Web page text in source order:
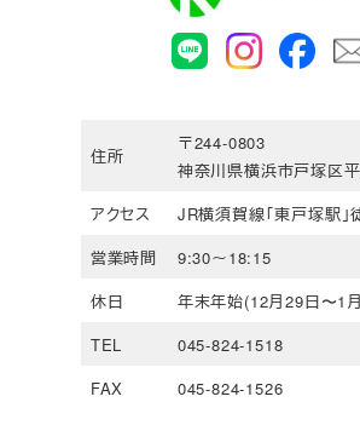
住所
〒244-0803
神奈川県横浜市戸塚区
アクセス
JR横須賀線「東戸塚駅」
営業時間
9:30～18:15
休日
年末年始(12月29日〜1
TEL
045-824-1518
FAX
045-824-1526